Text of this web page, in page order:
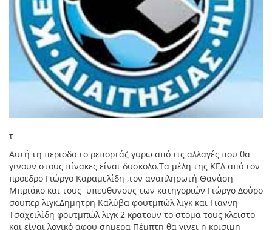
τ
Αυτή τη περιοδο το ρεπορτάζ γυρω από τις αλλαγές που θα
γινουν στους πίνακες είναι δυσκολο.Τα μέλη της ΚΕΔ από τον
προεδρο Γιώργο Καραμελίδη ,τον αναπληρωτή Θανάση
Μπριάκο και τους υπευθυνους των κατηγοριών Γιώργο Δούρο
σουπερ λιγκ,Δημητρη Καλύβα φουτμπώλ λιγκ και Γιαννη
Τσαχειλίδη φουτμπώλ λιγκ 2 κρατουν το στόμα τους κλειστο
και είναι λογικό αφου σημερα Πέμπτη θα γινει η κρισιμη